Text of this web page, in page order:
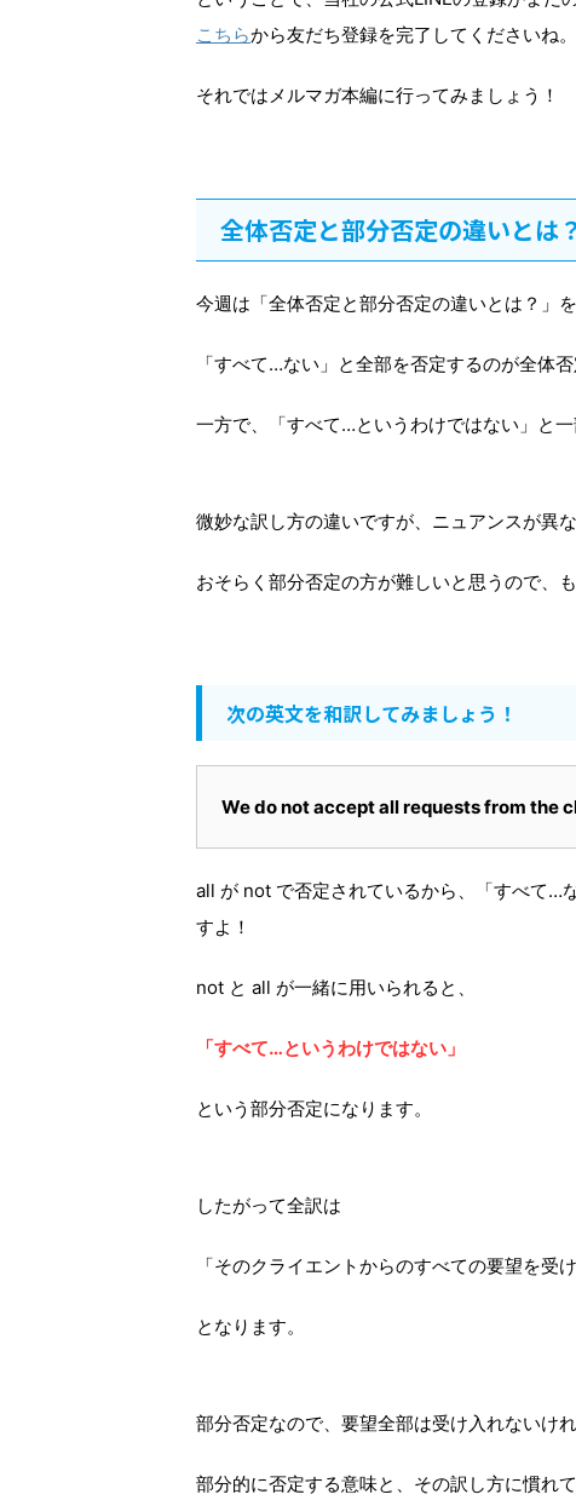
こちらから友だち登録を完了してくださいね。
それではメルマガ本編に行ってみましょう！
全体否定と部分否定の違いと
今週は「全体否定と部分否定の違いとは？」
「すべて…ない」と全部を否定するのが全体否
一方で、「すべて…というわけではない」と一
微妙な訳し方の違いですが、ニュアンスが異
おそらく部分否定の方が難しいと思うので、
次の英文を和訳してみましょう！
We do not accept all requests from the
all が not で否定されているから、「すべて…
すよ！
not と all が一緒に用いられると、
「すべて…というわけではない」
という部分否定になります。
したがって全訳は
「そのクライエントからのすべての要望を受
となります。
部分否定なので、要望全部は受け入れないけ
部分的に否定する意味と、その訳し方に慣れ